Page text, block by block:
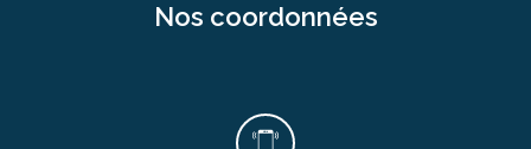
nos coordonnées